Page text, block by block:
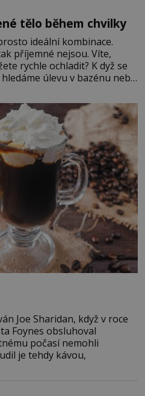
tělo během chvilky
ideální kombinace.
příjemné nejsou. Víte,
rychle ochladit? K dyž se
úlevu v bazénu nebo
Pokud budete mít
pařáky si na vás
Joe Sharidan, když v roce
Foynes obsluhoval
počasí nemohli
cestě. Povzbudil je tehdy kávou,